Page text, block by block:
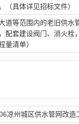
（具体详见招标文件）
道等范围内的老旧供水
配套建设阀门、消火栓
量清单）
凉州城区供水管网改造